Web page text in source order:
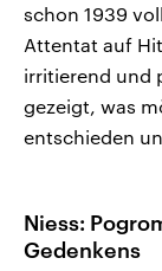
schon 1939
Attentat auf
irritierend und
gezeigt, was
entschieden
Niess:
Gedenkens